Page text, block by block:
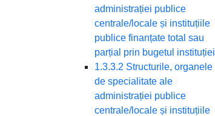
administrației publice
centrale/locale și instituțiile
publice finanțate total sau
parțial prin bugetul instituției
1.3.3.2 Structurile, organele
de specialitate ale
administrației publice
centrale/locale și instituțiile